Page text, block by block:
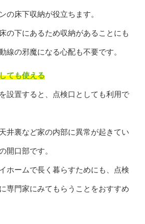
の床下収納が役立ちます。
の下にあるため収納があることにも
線の邪魔になる心配も不要です。
ても使える
設置すると、点検口としても利用で
井裏など家の内部に異常が起きてい
開口部です。
ホームで長く暮らすためにも、点検
専門家にみてもらうことをおすすめ